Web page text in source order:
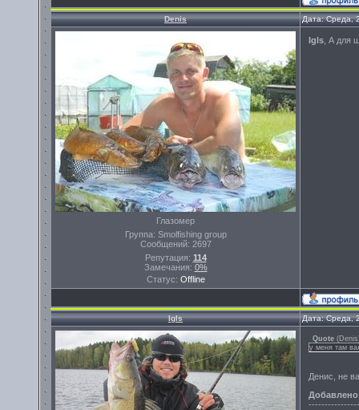
Denis Дата: Среда,
Глазомер
Группа: Smolfishing group
Сообщений: 2697
Репутация: 114
Замечания: 0%
Статус: Offline
Igls , А для
Igls Дата: Среда,
Quote (Denis
у меня там
Денис, не
Добавлено